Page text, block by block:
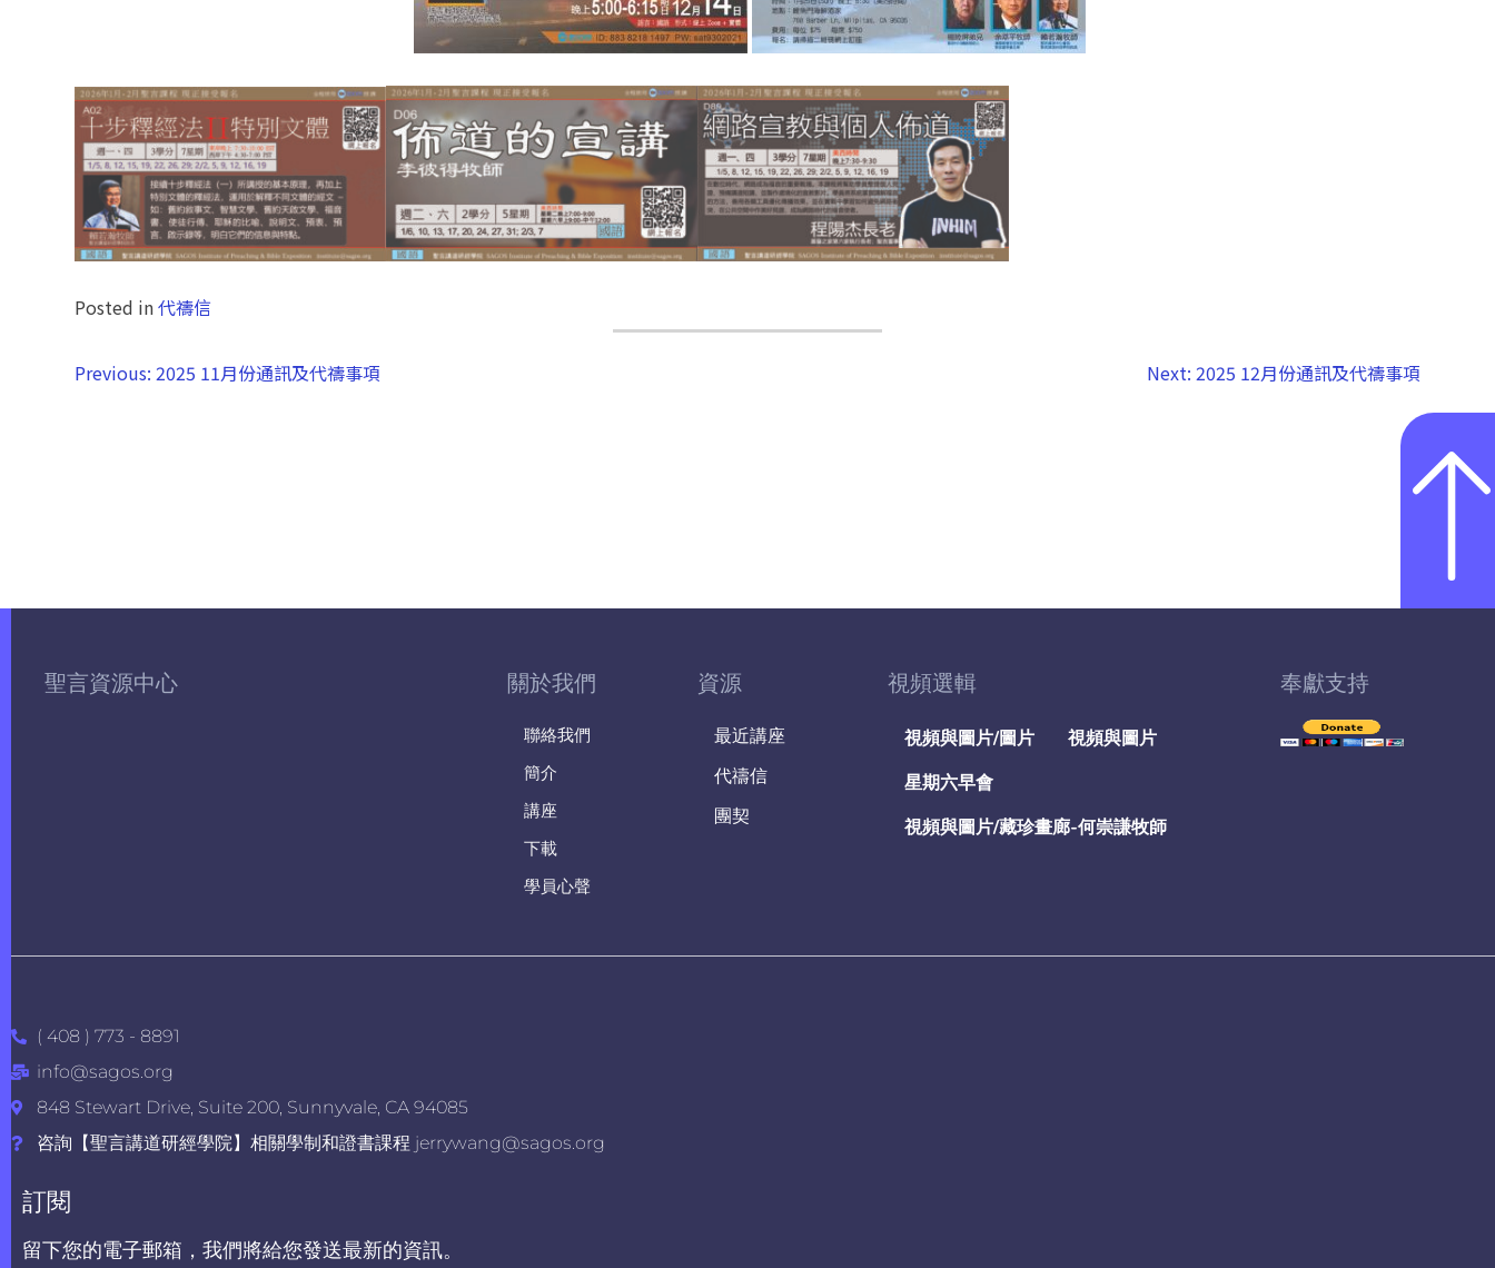
Posted in代禱信
Previous: 2025 11月份通訊及代禱事項 Next: 2025 12月份通訊及代禱事項
聖言資源中心 關於我們
聯絡我們
簡介
講座
下載
學員心聲
資源
最近講座
代禱信
團契
視頻選輯
視頻與圖片/圖片
視頻與圖片
星期六早會
視頻與圖片/藏珍畫廊-何崇謙牧師
奉獻支持
( 408 ) 773 - 8891
info@sagos.org
848 Stewart Drive, Suite 200, Sunnyvale, CA 94085
咨詢【聖言講道研經學院】相關學制和證書課程 jerrywang@sagos.org
訂閱
留下您的電子郵箱，我們將給您發送最新的資訊。